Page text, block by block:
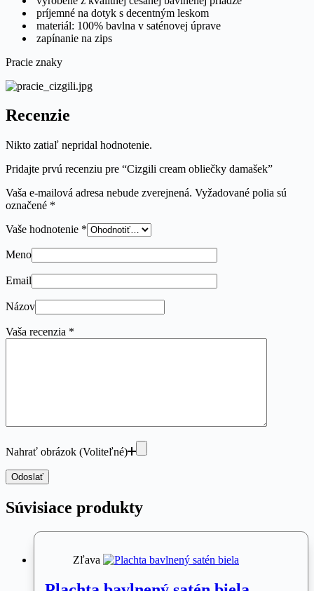
príjemné na dotyk s decentným leskom
materiál: 100% bavlna v saténovej úprave
zapínanie na zips
Pracie znaky
Recenzie
Nikto zatiaľ nepridal hodnotenie.
Pridajte prvú recenziu pre “Cizgili cream obliečky damašek”
Vaša e-mailová adresa nebude zverejnená. Vyžadované polia sú
označené *
Vaše hodnotenie *
Meno
Email
Názov
Vaša recenzia *
Nahrať obrázok (Voliteľné)
Odoslať
Súvisiace produkty
Zľava